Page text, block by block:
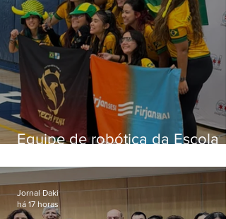
Equipe de robótica da Escola
prêmio internacional nos EUA
Jornal Daki
há 17 horas